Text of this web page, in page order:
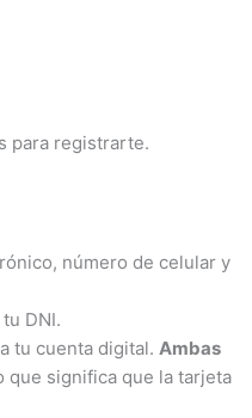
para registrarte​.
número de celular y
DNI.
tu cuenta digital. Ambas
que significa que la tarjeta